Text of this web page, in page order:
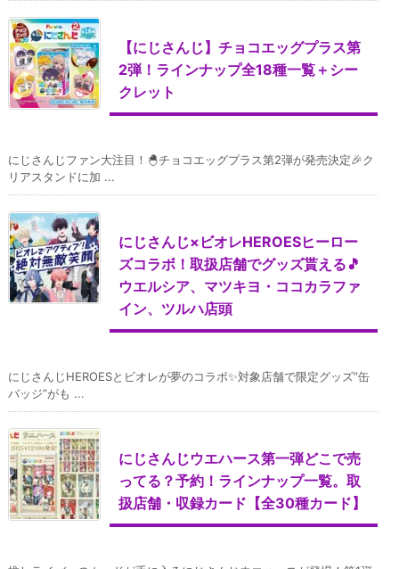
【にじさんじ】チョコエッグプラス第
2弾！ラインナップ全18種一覧＋シー
クレット
にじさんじファン大注目！🐣チョコエッグプラス第2弾が発売決定🎉ク
リアスタンドに加 ...
にじさんじ×ビオレHEROESヒーロー
ズコラボ！取扱店舗でグッズ貰える🎵
ウエルシア、マツキヨ・ココカラファ
イン、ツルハ店頭
にじさんじHEROESとビオレが夢のコラボ✨対象店舗で限定グッズ”缶
バッジ”がも ...
にじさんじウエハース第一弾どこで売
ってる？予約！ラインナップ一覧。取
扱店舗・収録カード【全30種カード】